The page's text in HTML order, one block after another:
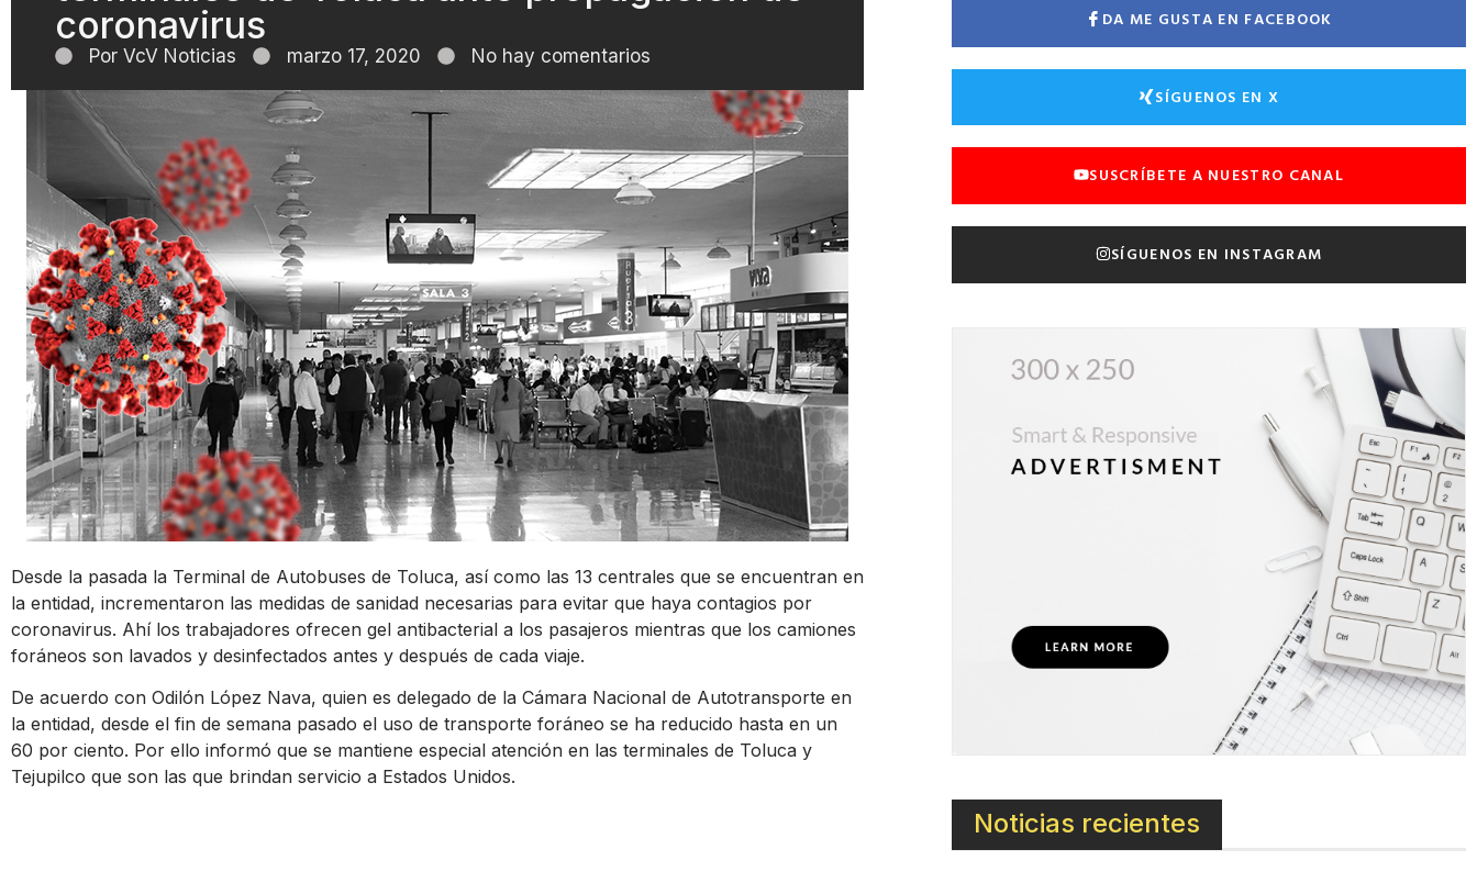
coronavirus
Por VcV Noticias marzo 17, 2020 No hay comentarios
Desde la pasada la Terminal de Autobuses de Toluca, así como las 13 centrales que se encuentran en
la entidad, incrementaron las medidas de sanidad necesarias para evitar que haya contagios por
coronavirus. Ahí los trabajadores ofrecen gel antibacterial a los pasajeros mientras que los camiones
foráneos son lavados y desinfectados antes y después de cada viaje.
De acuerdo con Odilón López Nava, quien es delegado de la Cámara Nacional de Autotransporte en
la entidad, desde el fin de semana pasado el uso de transporte foráneo se ha reducido hasta en un
60 por ciento. Por ello informó que se mantiene especial atención en las terminales de Toluca y
Tejupilco que son las que brindan servicio a Estados Unidos.
DA ME GUSTA EN FACEBOOK
SÍGUENOS EN X
SUSCRÍBETE A NUESTRO CANAL
SÍGUENOS EN INSTAGRAM
Noticias recientes